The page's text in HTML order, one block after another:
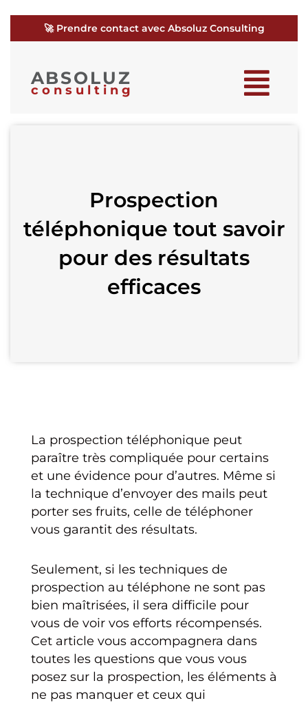
🚀 Prendre contact avec Absoluz Consulting
ABSOLUZ
consulting
Prospection
téléphonique tout savoir
pour des résultats
efficaces
La prospection téléphonique peut
paraître très compliquée pour certains
et une évidence pour d’autres. Même si
la technique d’envoyer des mails peut
porter ses fruits, celle de téléphoner
vous garantit des résultats.
Seulement, si les techniques de
prospection au téléphone ne sont pas
bien maîtrisées, il sera difficile pour
vous de voir vos efforts récompensés.
Cet article vous accompagnera dans
toutes les questions que vous vous
posez sur la prospection, les éléments à
ne pas manquer et ceux qui